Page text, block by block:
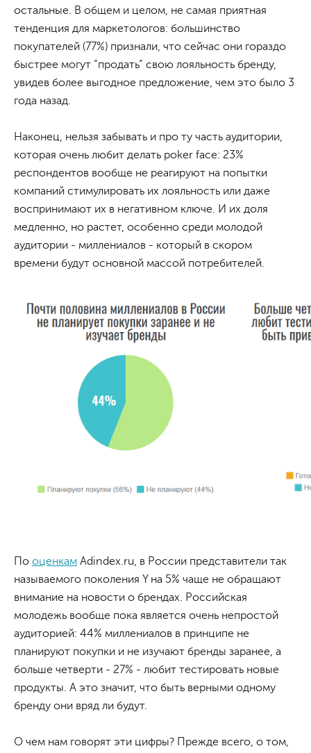
остальные. В общем и целом, не самая приятная
тенденция для маркетологов: большинство
покупателей (77%) признали, что сейчас они гораздо
быстрее могут “продать” свою лояльность бренду,
увидев более выгодное предложение, чем это было 3
года назад.
Наконец, нельзя забывать и про ту часть аудитории,
которая очень любит делать poker face: 23%
респондентов вообще не реагируют на попытки
компаний стимулировать их лояльность или даже
воспринимают их в негативном ключе. И их доля
медленно, но растет, особенно среди молодой
аудитории - миллениалов - который в скором
времени будут основной массой потребителей.
По оценкам Adindex.ru, в России представители так
называемого поколения Y на 5% чаще не обращают
внимание на новости о брендах. Российская
молодежь вообще пока является очень непростой
аудиторией: 44% миллениалов в принципе не
планируют покупки и не изучают бренды заранее, а
больше четверти - 27% - любит тестировать новые
продукты. А это значит, что быть верными одному
бренду они вряд ли будут.
О чем нам говорят эти цифры? Прежде всего, о том,